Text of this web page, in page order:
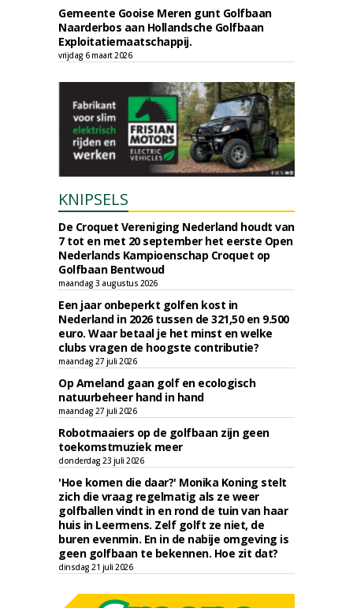
Gemeente Gooise Meren gunt Golfbaan
Naarderbos aan Hollandsche Golfbaan
Exploitatiemaatschappij.
vrijdag 6 maart 2026
KNIPSELS
De Croquet Vereniging Nederland houdt van
7 tot en met 20 september het eerste Open
Nederlands Kampioenschap Croquet op
Golfbaan Bentwoud
maandag 3 augustus 2026
Een jaar onbeperkt golfen kost in
Nederland in 2026 tussen de 321,50 en 9.500
euro. Waar betaal je het minst en welke
clubs vragen de hoogste contributie?
maandag 27 juli 2026
Op Ameland gaan golf en ecologisch
natuurbeheer hand in hand
maandag 27 juli 2026
Robotmaaiers op de golfbaan zijn geen
toekomstmuziek meer
donderdag 23 juli 2026
'Hoe komen die daar?' Monika Koning stelt
zich die vraag regelmatig als ze weer
golfballen vindt in en rond de tuin van haar
huis in Leermens. Zelf golft ze niet, de
buren evenmin. En in de nabije omgeving is
geen golfbaan te bekennen. Hoe zit dat?
dinsdag 21 juli 2026